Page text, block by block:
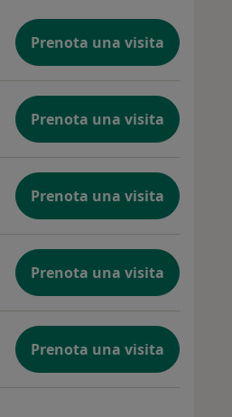
Prenota una visita
Prenota una visita
Prenota una visita
Prenota una visita
Prenota una visita